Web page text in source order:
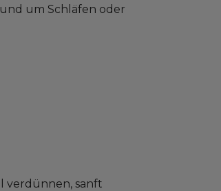
um Schläfen oder
verdünnen, sanft